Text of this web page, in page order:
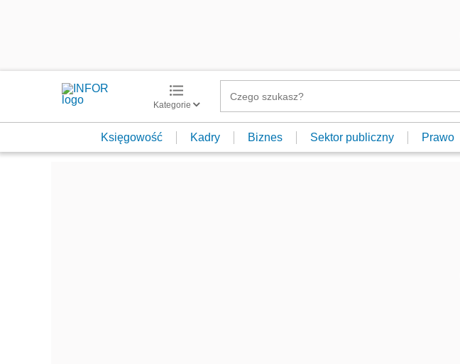
Kategorie
Księgowość Kadry Biznes Sektor publiczny Prawo